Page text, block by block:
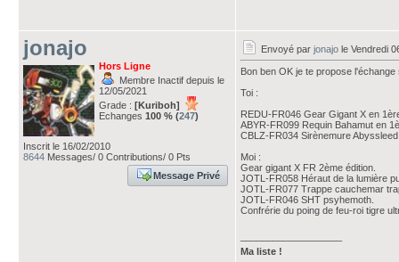
jonajo
Hors Ligne
Membre Inactif depuis le
12/05/2021
Grade : [Kuriboh]
Echanges 100 % (247)
Inscrit le 16/02/2010
8644 Messages/ 0 Contributions/ 0 Pts
Message Privé
Envoyé par jonajo le Vendredi
Bon ben OK je te propose l'échange
Toi :
REDU-FR046 Gear Gigant X en
ABYR-FR099 Requin Bahamut en
CBLZ-FR034 Sirènemure
Moi :
Gear gigant X FR 2ème édition.
JOTL-FR058 Héraut de la lumière
JOTL-FR077 Trappe cauchemar
JOTL-FR046 SHT psyhemoth.
Confrérie du poing de feu-roi tigre
Ma liste !